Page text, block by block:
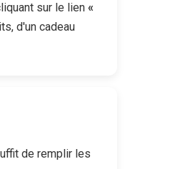
sur le lien «
d'un cadeau
de remplir les